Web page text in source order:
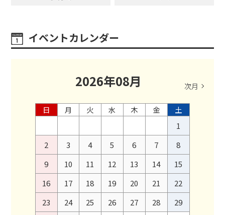
イベントカレンダー
2026年08月 次月
日 月 火 水 木 金
土
1
2
3 4 5 6 7
8
9
10 11 12 13 14
15
16
17 18 19 20 21
22
23
24 25 26 27 28
29